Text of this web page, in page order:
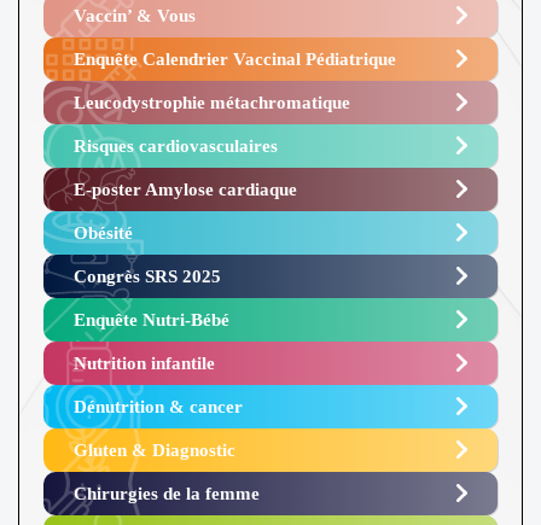
Vaccin’ & Vous
Enquête Calendrier Vaccinal Pédiatrique
Leucodystrophie métachromatique
Risques cardiovasculaires
E-poster Amylose cardiaque ​
Obésité ​
Congrès SRS 2025 ​
Enquête Nutri-Bébé ​
Nutrition infantile
Dénutrition & cancer
Gluten & Diagnostic
Chirurgies de la femme